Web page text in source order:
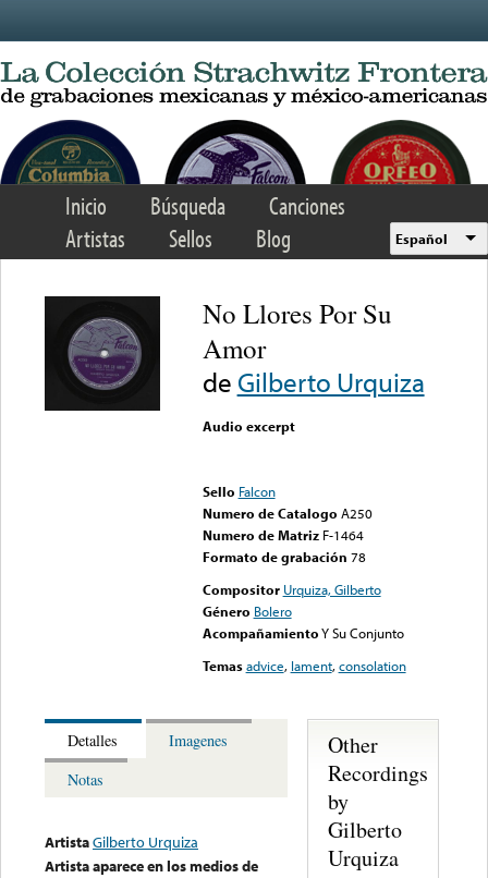
Inicio Búsqueda
Canciones
Artistas
Sellos Blog Español
No Llores Por Su
Amor
de Gilberto Urquiza
Audio excerpt
Sello Falcon
Numero de Catalogo A250
Numero de Matriz F-1464
Formato de grabación 78
Compositor Urquiza, Gilberto
Género Bolero
AcompañamientoY Su Conjunto
Temas advice, lament,consolation
Detalles
Imagenes
Notas
ArtistaGilberto Urquiza
Artista aparece en los medios de
Other
Recordings
by
Gilberto
Urquiza